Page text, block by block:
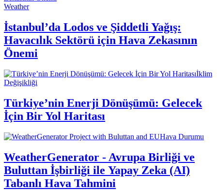
Weather
İstanbul’da Lodos ve Şiddetli Yağış:
Havacılık Sektörü için Hava Zekasının
Önemi
İklim
Değişikliği
Türkiye’nin Enerji Dönüşümü: Gelecek
İçin Bir Yol Haritası
Hava Durumu
WeatherGenerator - Avrupa Birliği ve
Buluttan İşbirliği ile Yapay Zeka (AI)
Tabanlı Hava Tahmini